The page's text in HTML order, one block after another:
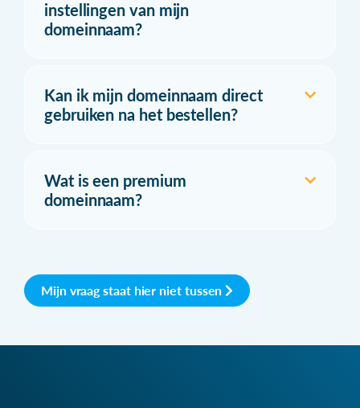
instellingen van mijn
domeinnaam?
Kan ik mijn domeinnaam direct
gebruiken na het bestellen?
Wat is een premium
domeinnaam?
Mijn vraag staat hier niet tussen